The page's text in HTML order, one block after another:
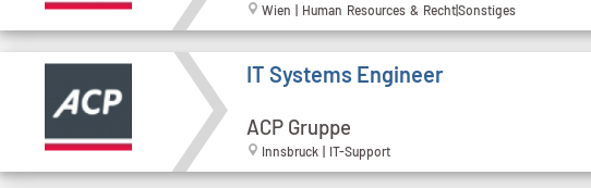
Wien | Human Resources & Recht|Sonstiges
IT Systems Engineer
ACP Gruppe
Innsbruck | IT-Support